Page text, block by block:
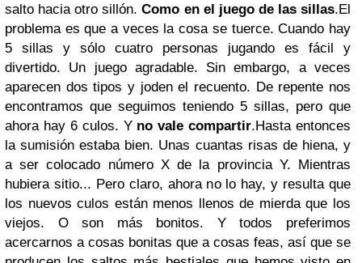
salto hacia otro sillón.Como en el juego de las sillas.El
problema es que a veces la cosa se tuerce. Cuando hay
5 sillas y sólo cuatro personas jugando es fácil y
divertido. Un juego agradable. Sin embargo, a veces
aparecen dos tipos y joden el recuento. De repente nos
encontramos que seguimos teniendo 5 sillas, pero que
ahora hay 6 culos. Y no vale compartir.Hasta entonces
la sumisión estaba bien. Unas cuantas risas de hiena, y
a ser colocado número X de la provincia Y. Mientras
hubiera sitio... Pero claro, ahora no lo hay, y resulta que
los nuevos culos están menos llenos de mierda que los
viejos. O son más bonitos. Y todos preferimos
acercarnos a cosas bonitas que a cosas feas, así que se